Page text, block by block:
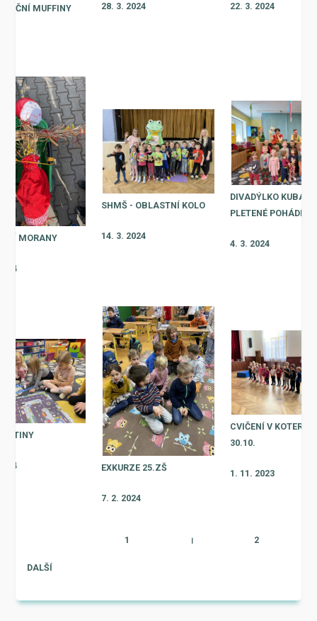
MUFFINY 28. 3. 2024 22. 3. 2024
MORANY
SHMŠ - OBLASTNÍ KOLO
14. 3. 2024
DIVADÝLKO KUBA -
PLETENÉ POHÁDKY
4. 3. 2024
MTINY
EXKURZE 25.ZŠ
7. 2. 2024
CVIČENÍ V
30.10.
1. 11. 2023
1 | 2
DALŠÍ